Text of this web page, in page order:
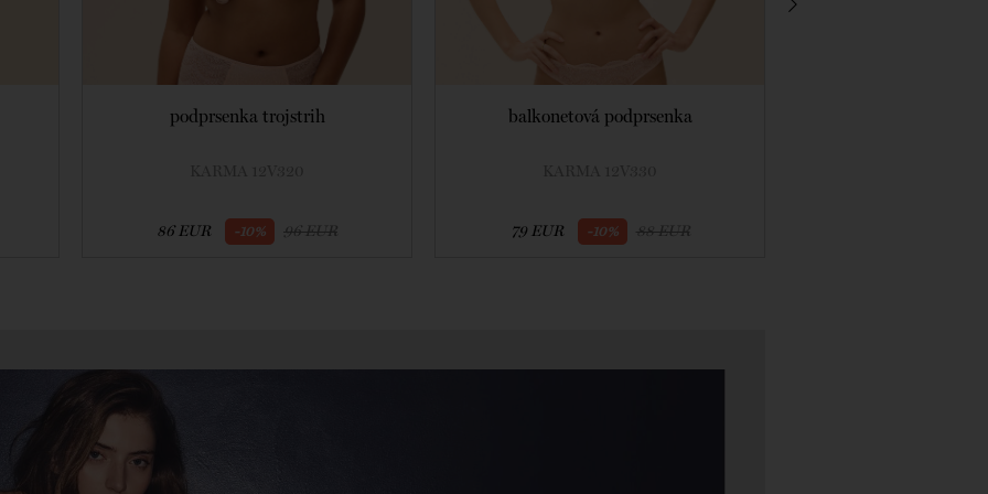
podprsenka trojstrih
86 EUR -10% 96 EUR
balkonetová podprsenka
79 EUR -10% 88 EUR